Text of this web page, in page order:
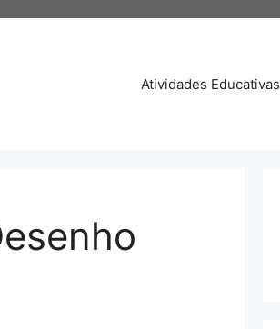
Atividades Educativas